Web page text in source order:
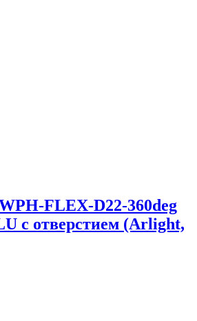
FLEX-D22-360deg
с отверстием (Arlight,